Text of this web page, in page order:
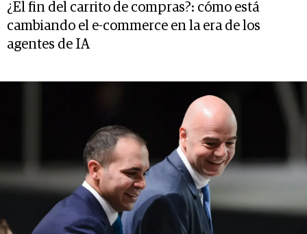
¿El fin del carrito de compras?: cómo está
cambiando el e-commerce en la era de los
agentes de IA